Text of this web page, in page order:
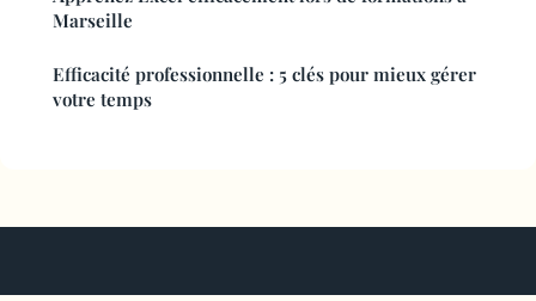
Marseille
Efficacité professionnelle : 5 clés pour mieux gérer
votre temps